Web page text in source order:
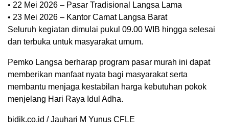
• 22 Mei 2026 – Pasar Tradisional Langsa Lama
• 23 Mei 2026 – Kantor Camat Langsa Barat
Seluruh kegiatan dimulai pukul 09.00 WIB hingga selesai
dan terbuka untuk masyarakat umum.
Pemko Langsa berharap program pasar murah ini dapat
memberikan manfaat nyata bagi masyarakat serta
membantu menjaga kestabilan harga kebutuhan pokok
menjelang Hari Raya Idul Adha.
bidik.co.id / Jauhari M Yunus CFLE